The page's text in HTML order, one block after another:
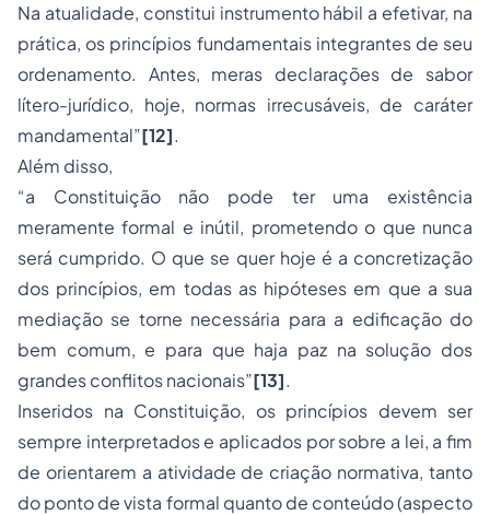
Na atualidade, constitui instrumento hábil a efetivar, na
prática, os princípios fundamentais integrantes de seu
ordenamento. Antes, meras declarações de sabor
lítero-jurídico, hoje, normas irrecusáveis, de caráter
mandamental”[12].
Além disso,
“a Constituição não pode ter uma existência
meramente formal e inútil, prometendo o que nunca
será cumprido. O que se quer hoje é a concretização
dos princípios, em todas as hipóteses em que a sua
mediação se torne necessária para a edificação do
bem comum, e para que haja paz na solução dos
grandes conflitos nacionais”[13].
Inseridos na Constituição, os princípios devem ser
sempre interpretados e aplicados por sobre a lei, a fim
de orientarem a atividade de criação normativa, tanto
do ponto de vista formal quanto de conteúdo (aspecto